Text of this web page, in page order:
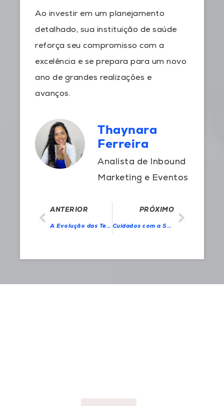
Ao investir em um planejamento
detalhado, sua instituição de saúde
reforça seu compromisso com a
excelência e se prepara para um novo
ano de grandes realizações e
avanços.
Thaynara
Ferreira
Analista de Inbound
Marketing e Eventos
ANTERIOR
A Evolução das Tecnologias de Assistência ao Parto: O Kiwi como protagonista
PRÓXIMO
Cuidados com a Saúde e Bem-Estar: Dicas para uma Rotina Mais Saudável